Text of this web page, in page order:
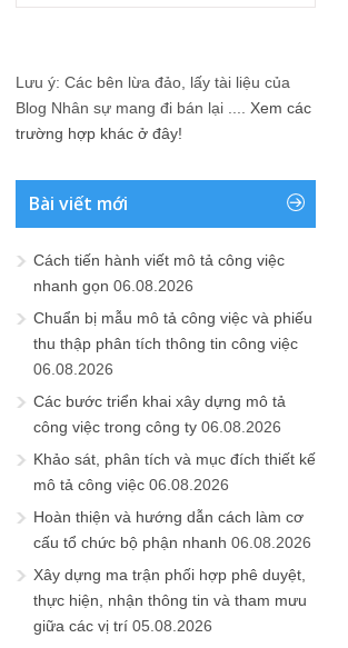
Lưu ý: Các bên lừa đảo, lấy tài liệu của
Blog Nhân sự mang đi bán lại .... Xem các
trường hợp khác ở đây!
Bài viết mới
Cách tiến hành viết mô tả công việc
nhanh gọn 06.08.2026
Chuẩn bị mẫu mô tả công việc và phiếu
thu thập phân tích thông tin công việc
06.08.2026
Các bước triển khai xây dựng mô tả
công việc trong công ty 06.08.2026
Khảo sát, phân tích và mục đích thiết kế
mô tả công việc 06.08.2026
Hoàn thiện và hướng dẫn cách làm cơ
cấu tổ chức bộ phận nhanh 06.08.2026
Xây dựng ma trận phối hợp phê duyệt,
thực hiện, nhận thông tin và tham mưu
giữa các vị trí 05.08.2026